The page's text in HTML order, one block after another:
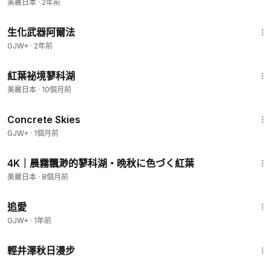
美麗日本 · 2年前
生化武器阿爾法
GJW+ · 2年前
紅葉祕境蓼科湖
美麗日本 · 10個月前
Concrete Skies
GJW+ · 1個月前
4K｜晨霧飄渺的蓼科湖・晩秋に色づく紅葉
美麗日本 · 8個月前
追愛
GJW+ · 1年前
輕井澤秋日漫步